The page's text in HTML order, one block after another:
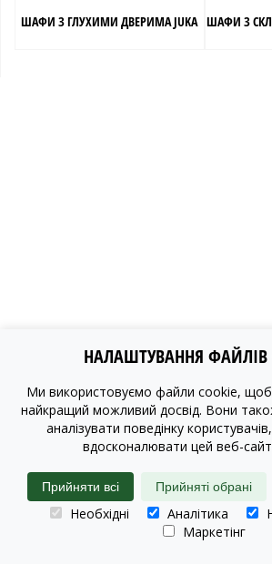
ШАФИ З ГЛУХИМИ ДВЕРИМА JUKA ШАФИ З
НАЛАШТУВАННЯ ФАЙЛІВ
Ми використовуємо файли cookie,
найкращий можливий досвід. Вони
аналізувати поведінку
вдосконалювати цей веб-
Прийняти всі Прийняті обрані
Необхідні Аналітика
Маркетінг